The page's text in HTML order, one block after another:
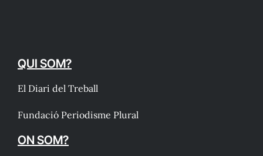
QUI SOM?
El Diari del Treball
Fundació Periodisme Plural
ON SOM?